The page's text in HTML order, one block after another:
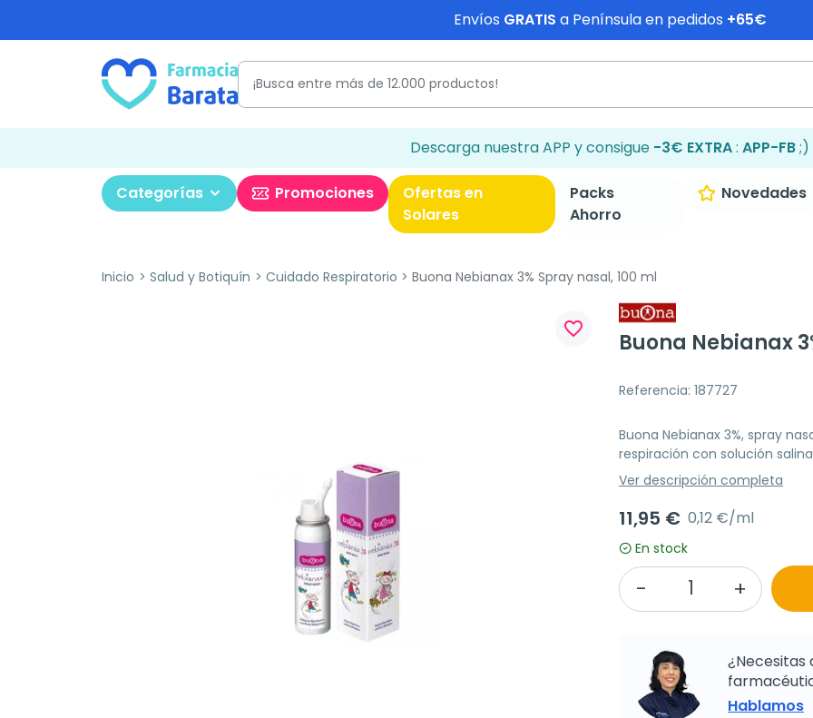
Envíos GRATIS a Península en pedidos +65€
Descarga nuestra APP y consigue -3€ EXTRA: APP-FB;)
Categorías Promociones
Ofertas en
Solares
Packs
Ahorro
Novedades
Inicio Salud y Botiquín Cuidado Respiratorio Buona Nebianax 3% Spray nasal, 100 ml
favorite_border
Buona Nebianax
Referencia: 187727
Buona Nebianax 3%, spray
respiración con solución
Ver descripción completa
11,95 € 0,12 €/ml
En stock
¿Necesitas
Hablamos